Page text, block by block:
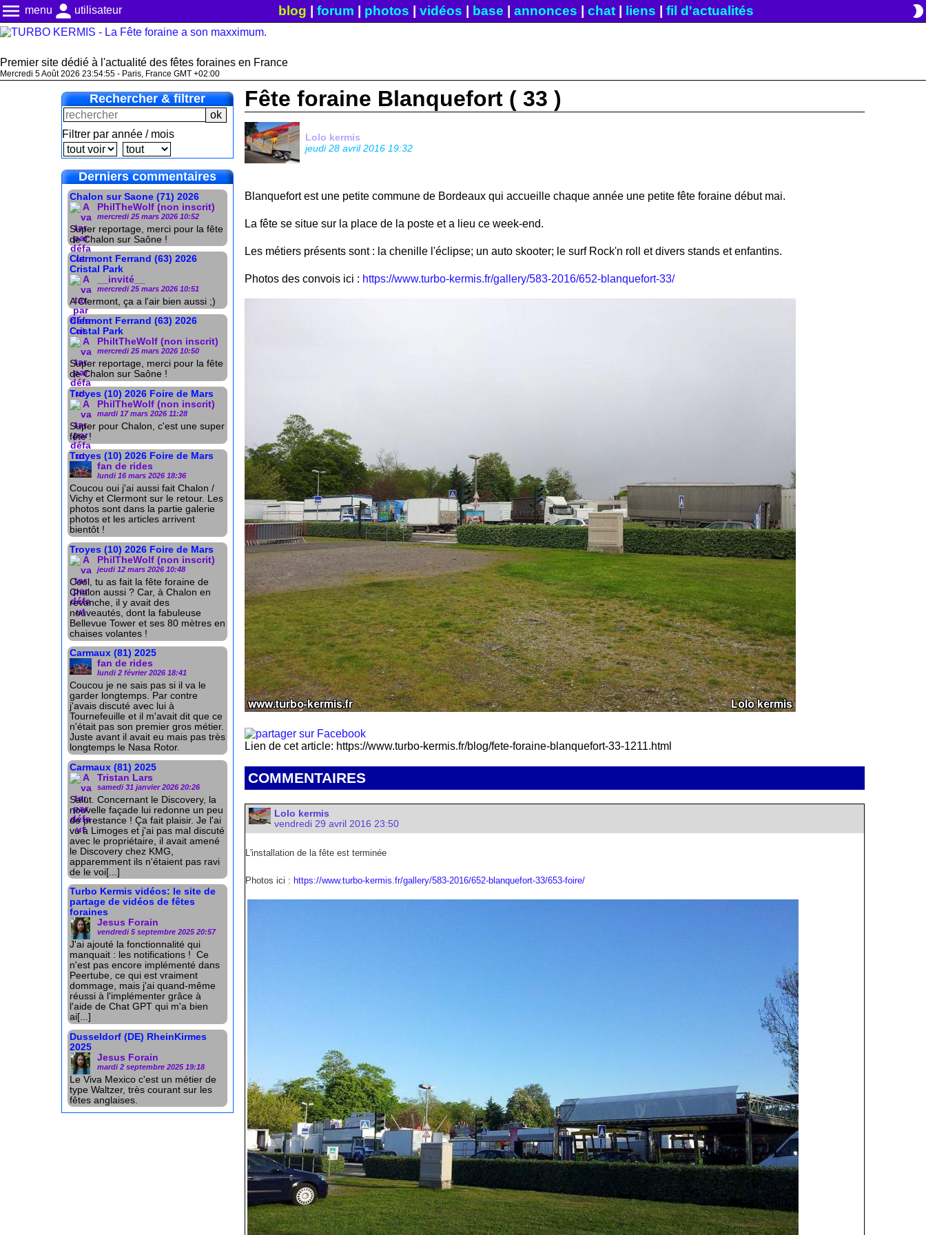
menu menu person utilisateur blog forum photos vidéos base annonces chat| liens fil d'actualités brightness_2
Premier site dédié à l'actualité des fêtes foraines en France
Mercredi 5 Août 2026 23:54:56 - Paris, France GMT +02:00
Rechercher & filtrer
Filtrer par année / mois
Derniers commentaires
Chalon sur Saone (71) 2026
PhilTheWolf (non inscrit)
mercredi 25 mars 2026 10:52
Super reportage, merci pour la fête
de Chalon sur Saône !
Clermont Ferrand (63) 2026
Cristal Park
__invité__
mercredi 25 mars 2026 10:51
A Clermont, ça a l'air bien aussi ;)
Clermont Ferrand (63) 2026
Cristal Park
PhiltTheWolf (non inscrit)
mercredi 25 mars 2026 10:50
Super reportage, merci pour la fête
de Chalon sur Saône !
Troyes (10) 2026 Foire de Mars
PhilTheWolf (non inscrit)
mardi 17 mars 2026 11:28
Super pour Chalon, c'est une super
fête !
Troyes (10) 2026 Foire de Mars
fan de rides
lundi 16 mars 2026 18:36
Coucou oui j'ai aussi fait Chalon /
Vichy et Clermont sur le retour. Les
photos sont dans la partie galerie
photos et les articles arrivent
bientôt !
Troyes (10) 2026 Foire de Mars
PhilTheWolf (non inscrit)
jeudi 12 mars 2026 10:48
Cool, tu as fait la fête foraine de
Chalon aussi ? Car, à Chalon en
revanche, il y avait des
nouveautés, dont la fabuleuse
Bellevue Tower et ses 80 mètres en
chaises volantes !
Carmaux (81) 2025
fan de rides
lundi 2 février 2026 18:41
Coucou je ne sais pas si il va le
garder longtemps. Par contre
j'avais discuté avec lui à
Tournefeuille et il m'avait dit que ce
n'était pas son premier gros métier.
Juste avant il avait eu mais pas très
longtemps le Nasa Rotor.
Carmaux (81) 2025
Tristan Lars
samedi 31 janvier 2026 20:26
Salut. Concernant le Discovery, la
nouvelle façade lui redonne un peu
de prestance ! Ça fait plaisir. Je l'ai
vu à Limoges et j'ai pas mal discuté
avec le propriétaire, il avait amené
le Discovery chez KMG,
apparemment ils n'étaient pas ravi
de le voi[...]
Turbo Kermis vidéos: le site de
partage de vidéos de fêtes
foraines
Jesus Forain
vendredi 5 septembre 2025 20:57
J'ai ajouté la fonctionnalité qui
manquait : les notifications ! Ce
n'est pas encore implémenté dans
Peertube, ce qui est vraiment
dommage, mais j'ai quand-même
réussi à l'implémenter grâce à
l'aide de Chat GPT qui m'a bien
ai[...]
Dusseldorf (DE) RheinKirmes
2025
Jesus Forain
mardi 2 septembre 2025 19:18
Le Viva Mexico c'est un métier de
type Waltzer, très courant sur les
fêtes anglaises.
Fête foraine Blanquefort ( 33 )
Lolo kermis
jeudi 28 avril 2016 19:32
Blanquefort est une petite commune de Bordeaux qui accueille chaque année une petite fête foraine début mai.
La fête se situe sur la place de la poste et a lieu ce week-end.
Les métiers présents sont : la chenille l'éclipse; un auto skooter; le surf Rock'n roll et divers stands et enfantins.
Photos des convois ici : https://www.turbo-kermis.fr/gallery/583-2016/652-blanquefort-33/
Lien de cet article: https://www.turbo-kermis.fr/blog/fete-foraine-blanquefort-33-1211.html
COMMENTAIRES
Lolo kermis
vendredi 29 avril 2016 23:50
L'installation de la fête est terminée
Photos ici : https://www.turbo-kermis.fr/gallery/583-2016/652-blanquefort-33/653-foire/